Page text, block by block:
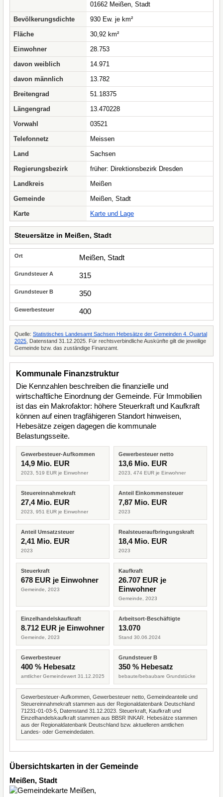
01662 Meißen, Stadt
Bevölkerungsdichte
930 Ew. je km²
Fläche
30,92 km²
Einwohner
28.753
davon weiblich
14.971
davon männlich
13.782
Breitengrad
51.18375
Längengrad
13.470228
Vorwahl
03521
Telefonnetz
Meissen
Land
Sachsen
Regierungsbezirk
früher: Direktionsbezirk Dresden
Landkreis
Meißen
Gemeinde
Meißen, Stadt
Karte
Karte und Lage
Steuersätze in Meißen, Stadt
Meißen, Stadt
315
350
400
Quelle: Statistisches Landesamt Sachsen Hebesätze der Gemeinden 4. Quartal
2025 , Datenstand 31.12.2025. Für rechtsverbindliche Auskünfte gilt die jeweilige
Gemeinde bzw. das zuständige Finanzamt.
Kommunale Finanzstruktur
Die Kennzahlen beschreiben die finanzielle und
wirtschaftliche Einordnung der Gemeinde. Für Immobilien
ist das ein Makrofaktor: höhere Steuerkraft und Kaufkraft
können auf einen tragfähigeren Standort hinweisen,
Hebesätze zeigen dagegen die kommunale
Belastungsseite.
Gewerbesteuer-Aufkommen
14,9 Mio. EUR
2023, 519 EUR je Einwohner
Gewerbesteuer netto
13,6 Mio. EUR
2023, 474 EUR je Einwohner
Steuereinnahmekraft
27,4 Mio. EUR
2023, 951 EUR je Einwohner
Anteil Einkommensteuer
7,87 Mio. EUR
2023
Anteil Umsatzsteuer
2,41 Mio. EUR
2023
Realsteueraufbringungskraft
18,4 Mio. EUR
2023
Steuerkraft
678 EUR je Einwohner
Gemeinde, 2023
Kaufkraft
26.707 EUR je
Einwohner
Gemeinde, 2023
Einzelhandelskaufkraft
8.712 EUR je Einwohner
Gemeinde, 2023
Arbeitsort-Beschäftigte
13.070
Stand 30.06.2024
Gewerbesteuer
400 % Hebesatz
amtlicher Gemeindewert 31.12.2025
Grundsteuer B
350 % Hebesatz
bebaute/bebaubare Grundstücke
Gewerbesteuer-Aufkommen, Gewerbesteuer netto, Gemeindeanteile und
Steuereinnahmekraft stammen aus der Regionaldatenbank Deutschland
71231-01-03-5, Datenstand 31.12.2023. Steuerkraft, Kaufkraft und
Einzelhandelskaufkraft stammen aus BBSR INKAR. Hebesätze stammen
aus der Regionaldatenbank Deutschland bzw. aktuelleren amtlichen
Landes- oder Gemeindedaten.
Übersichtskarten in der Gemeinde
Meißen, Stadt